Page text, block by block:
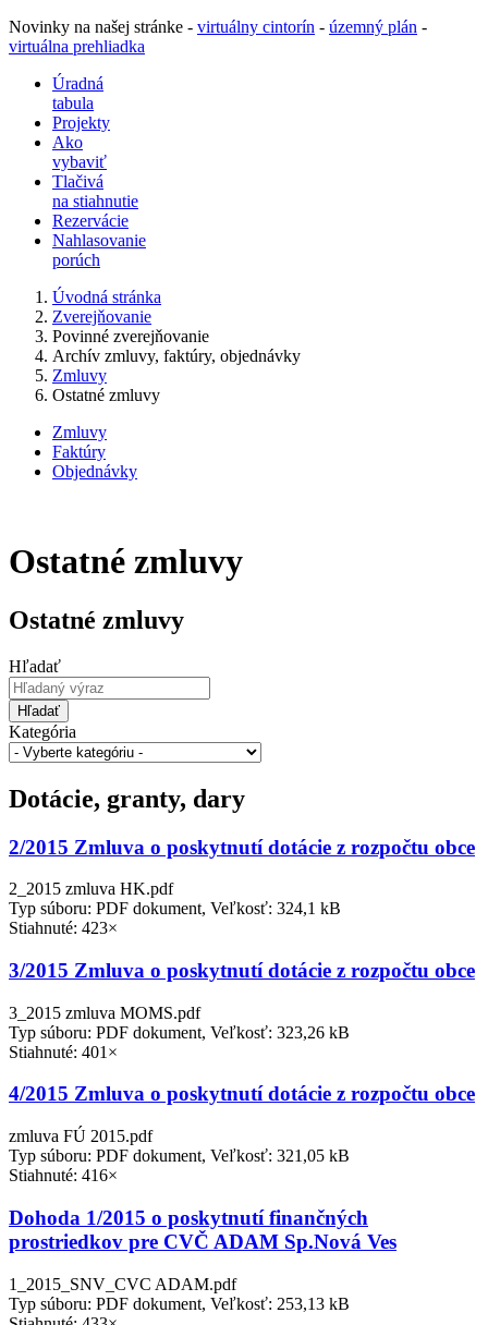
Novinky na našej stránke - virtuálny cintorín - územný plán -
virtuálna prehliadka
Úradná
tabula
Projekty
Ako
vybaviť
Tlačivá
na stiahnutie
Rezervácie
Nahlasovanie
porúch
Úvodná stránka
Zverejňovanie
Povinné zverejňovanie
Archív zmluvy, faktúry, objednávky
Zmluvy
Ostatné zmluvy
Zmluvy
Faktúry
Objednávky
Ostatné zmluvy
Ostatné zmluvy
Hľadať
Hľadať
Kategória
Dotácie, granty, dary
2/2015 Zmluva o poskytnutí dotácie z rozpočtu obce
2_2015 zmluva HK.pdf
Typ súboru: PDF dokument, Veľkosť: 324,1 kB
Stiahnuté: 423×
3/2015 Zmluva o poskytnutí dotácie z rozpočtu obce
3_2015 zmluva MOMS.pdf
Typ súboru: PDF dokument, Veľkosť: 323,26 kB
Stiahnuté: 401×
4/2015 Zmluva o poskytnutí dotácie z rozpočtu obce
zmluva FÚ 2015.pdf
Typ súboru: PDF dokument, Veľkosť: 321,05 kB
Stiahnuté: 416×
Dohoda 1/2015 o poskytnutí finančných
prostriedkov pre CVČ ADAM Sp.Nová Ves
1_2015_SNV_CVC ADAM.pdf
Typ súboru: PDF dokument, Veľkosť: 253,13 kB